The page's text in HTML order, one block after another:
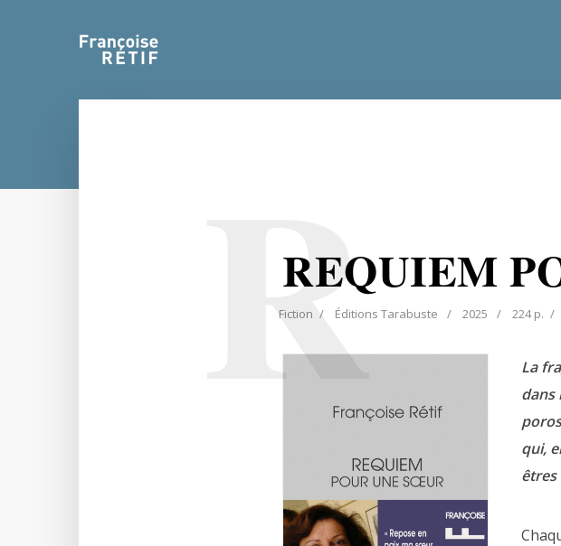
REQUIEM
Fiction Éditions Tarabuste 2025 224 p.
R
La
dans
qui,
êtres